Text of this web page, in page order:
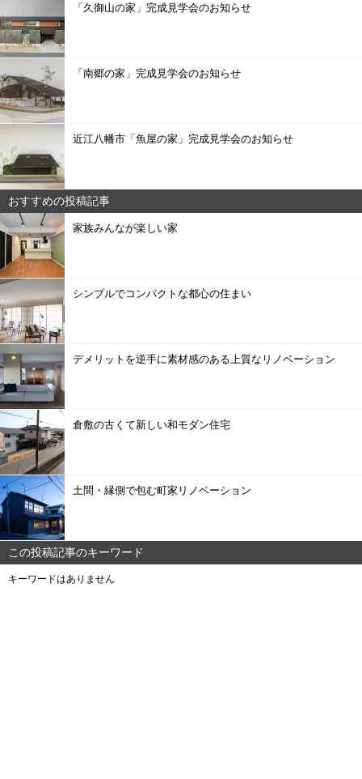
「久御山の家」完成見学会のお知らせ
「南郷の家」完成見学会のお知らせ
近江八幡市「魚屋の家」完成見学会のお知らせ
おすすめの投稿記事
家族みんなが楽しい家
シンプルでコンパクトな都心の住まい
デメリットを逆手に素材感のある上質なリノベーション
倉敷の古くて新しい和モダン住宅
土間・縁側で包む町家リノベーション
この投稿記事のキーワード
キーワードはありません